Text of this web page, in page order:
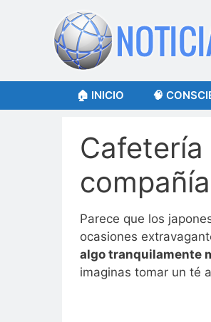
contenido
🏠 INICIO 🧠
Parece que los
ocasiones
algo tranquilamente
imaginas tomar un té